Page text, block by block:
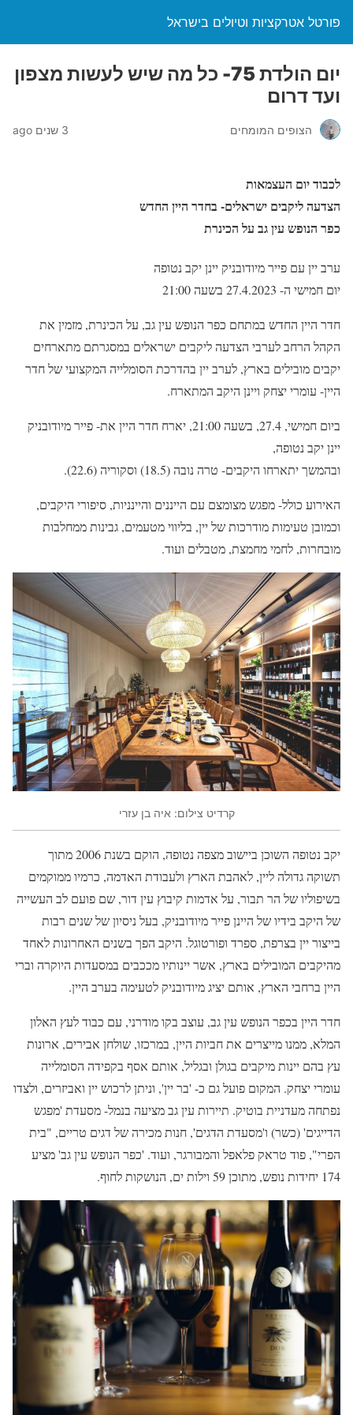
פורטל אטרקציות וטיולים בישראל
יום הולדת 75- כל מה שיש לעשות מצפון
ועד דרום
הצופים המומחים 3 שנים ago
לכבוד יום העצמאות
הצדעה ליקבים ישראלים- בחדר היין החדש
כפר הנופש עין גב על הכינרת
ערב יין עם פייר מיודובניק יינן יקב נטופה
יום חמישי ה- 27.4.2023 בשעה 21:00
חדר היין החדש במתחם כפר הנופש עין גב, על הכינרת, מזמין את
הקהל הרחב לערבי הצדעה ליקבים ישראלים במסגרתם מתארחים
יקבים מובילים בארץ, לערב יין בהדרכת הסומלייה המקצועי של חדר
היין- עומרי יצחק ויינן היקב המתארח.
ביום חמישי, 27.4, בשעה 21:00, יארח חדר היין את- פייר מיודובניק
יינן יקב נטופה,
ובהמשך יתארחו היקבים- טרה נובה (18.5) וסקוריה (22.6).
האירוע כולל- מפגש מצומצם עם הייננים והיינניות, סיפורי היקבים,
וכמובן טעימות מודרכות של יין, בליווי מטעמים, גבינות ממחלבות
מובחרות, לחמי מחמצת, מטבלים ועוד.
קרדיט צילום: איה בן עזרי
יקב נטופה השוכן ביישוב מצפה נטופה, הוקם בשנת 2006 מתוך
תשוקה גדולה ליין, לאהבת הארץ ולעבודת האדמה, כרמיו ממוקמים
בשיפוליו של הר תבור, על אדמות קיבוץ עין דור, שם פועם לב העשייה
של היקב בידיו של היינן פייר מיודובניק, בעל ניסיון של שנים רבות
בייצור יין בצרפת, ספרד ופורטוגל. היקב הפך בשנים האחרונות לאחד
מהיקבים המובילים בארץ, אשר יינותיו מככבים במסעדות היוקרה וברי
היין ברחבי הארץ, אותם יציג מיודובניק לטעימה בערב היין.
חדר היין בכפר הנופש עין גב, עוצב בקו מודרני, עם כבוד לעץ האלון
המלא, ממנו מייצרים את חביות היין, במרכזו, שולחן אבירים, ארונות
עץ בהם יינות מיקבים בגולן ובגליל, אותם אסף בקפידה הסומלייה
עומרי יצחק. המקום פועל גם כ- 'בר יין', וניתן לרכוש יין ואביזרים, ולצדו
נפתחה מעדניית בוטיק. תיירות עין גב מציעה בנמל- מסעדת 'מפגש
הדייגים' (כשר) ו'מסעדת הדגים', חנות מכירה של דגים טריים, "בית
הפרי", פוד טראק פלאפל והמבורגר, ועוד. 'כפר הנופש עין גב' מציע
174 יחידות נופש, מתוכן 59 וילות ים, הנושקות לחוף.